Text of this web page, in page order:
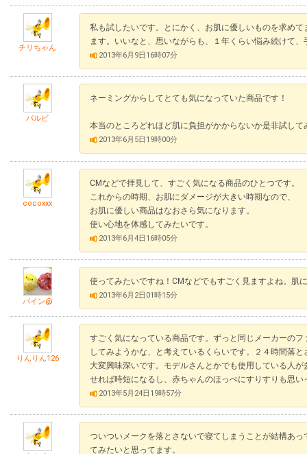
チリちゃん
私も試したいです。とにかく、お肌に優しいものを求め
ます。いいなと、思いながらも、１年くらい悩み続けて
2013年6月9日16時07分
パルビ
ネーミングからしてとても気になっていた商品です！
本当のところどれほど肌に負担がかからないか是非試して
2013年6月5日19時00分
cocoxxx
CMなどで拝見して、すごく気になる商品のひとつです。
これからの時期、お肌にダメージが大きい時期なので、
お肌に優しい商品はなおさら気になります。
使い心地を体感してみたいです。
2013年6月4日16時05分
パイン@
使ってみたいですね！CMなどでもすごく見ますよね。肌
2013年6月2日01時15分
りんりん126
すごく気になっている商品です。ずっと同じメーカーの
してみようかな、と考えているくらいです。２４時間落
大変興味深いです。モデルさんとかでも使用している人
せれば時短になるし、赤ちゃんのほっぺにすりすりも思
2013年5月24日19時57分
ついついメークを落とさないで寝てしまうことが結構あ
てみたいと思ってます。